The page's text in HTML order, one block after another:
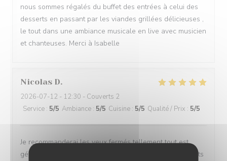
nous sommes régalés du buffet des entrées à celui des
desserts en passant par les viandes grillées délicieuses ,
le tout dans une ambiance musicale en live avec musicien
et chanteuses. Merci à Isabelle
Nicolas D
2026-07-12 - 12:30 - Couverts 2
Service : 5/5 Ambiance : 5/5 Cuisine : 5/5 Qualité / Prix : 5/5
Je recommanderai les yeux fermés tellement tout est
génial . L'accueil, la qualité et la préparation des produits